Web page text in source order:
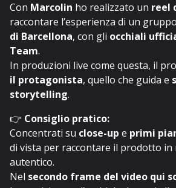
Con Marcolin ho realizzato un reel
raccontare l’esperienza di un
di Barcellona, con gli occhiali
Team.
In produzioni live come questa, il
il protagonista, quello che guida e
storytelling.
👉 Consiglio pratico:
Concentrati su close-up e primi
di vista per raccontare il prodotto in
autentico.
Nel secondo frame del video qui